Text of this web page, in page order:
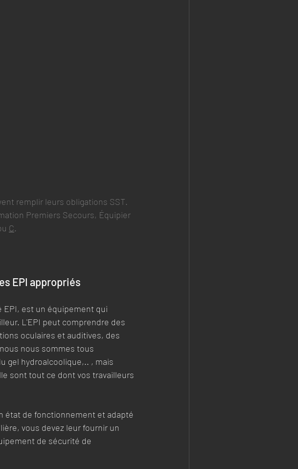
remplir leurs obligations SST.
Premiers Secours, Équipier
C.
EPI appropriés
est un équipement qui
L'EPI peut comprendre des
oculaires et auditives, des
nous sommes tous
gel hydroalcoolique,.. , mais
sont tout ce dont vos travailleurs
état de fonctionnement et adapté
vous devez leur fournir un
de sécurité de